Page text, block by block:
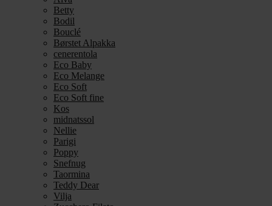
Betty
Bodil
Bouclé
Børstet Alpakka
cenerentola
Eco Baby
Eco Melange
Eco Soft
Eco Soft fine
Kos
midnatssol
Nellie
Parigi
Poppy
Snefnug
Taormina
Teddy Dear
Vilja